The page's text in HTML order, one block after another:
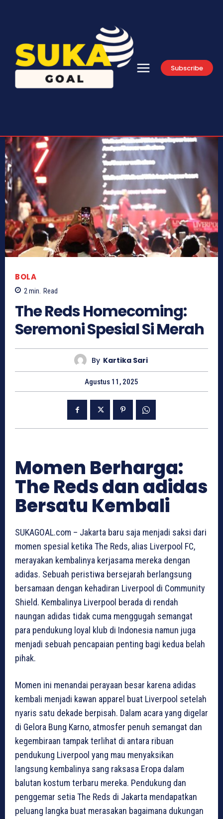
Subscribe
BOLA
2min. Read
The Reds Homecoming:
Seremoni Spesial Si Merah
By Kartika Sari
Agustus 11, 2025
Momen Berharga:
The Reds dan adidas
Bersatu Kembali
SUKAGOAL.com – Jakarta baru saja menjadi saksi dari
momen spesial ketika The Reds, alias Liverpool FC,
merayakan kembalinya kerjasama mereka dengan
adidas. Sebuah peristiwa bersejarah berlangsung
bersamaan dengan kehadiran Liverpool di Community
Shield. Kembalinya Liverpool berada di rendah
naungan adidas tidak cuma menggugah semangat
para pendukung loyal klub di Indonesia namun juga
menjadi sebuah pencapaian penting bagi kedua belah
pihak.
Momen ini menandai perayaan besar karena adidas
kembali menjadi kawan apparel buat Liverpool setelah
nyaris satu dekade berpisah. Dalam acara yang digelar
di Gelora Bung Karno, atmosfer penuh semangat dan
kegembiraan tampak terlihat di antara ribuan
pendukung Liverpool yang mau menyaksikan
langsung kembalinya sang raksasa Eropa dalam
balutan kostum terbaru mereka. Pendukung dan
penggemar setia The Reds di Jakarta mendapatkan
peluang langka buat merasakan bagaimana dukungan